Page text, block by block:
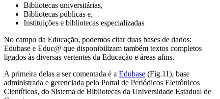
Bibliotecas universitárias,
Bibliotecas públicas e,
Instituições e bibliotecas especializadas
No campo da Educação, podemos citar duas bases de dados:
Edubase e Educ@ que disponibilizam também textos completos
ligados às diversas vertentes da Educação e áreas afins.
A primeira delas a ser comentada é a Edubase (Fig.11), base
administrada e gerenciada pelo Portal de Periódicos Eletrônicos
Científicos, do Sistema de Bibliotecas da Universidade Estadual de